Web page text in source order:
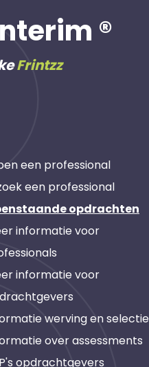
®
Frintzz
een professional
een professional
opdrachten
informatie voor
informatie voor
werving en selectie
over assessments
opdrachtgevers